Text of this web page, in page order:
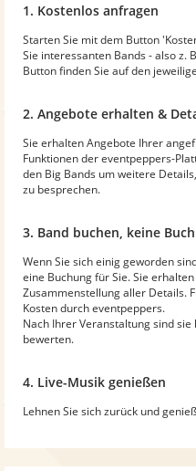
1. Kostenlos anfragen
Starten Sie mit dem Button
Sie interessanten Bands - also z.
Button finden Sie auf den
2. Angebote erhalten &
Sie erhalten Angebote Ihrer
Funktionen der eventpeppers-
den Big Bands um weitere
zu besprechen.
3. Band buchen, keine
Wenn Sie sich einig geworden
eine Buchung für Sie. Sie
Zusammenstellung aller Details.
Kosten durch eventpeppers.
Nach Ihrer Veranstaltung sind
bewerten.
4. Live-Musik genießen
Lehnen Sie sich zurück und